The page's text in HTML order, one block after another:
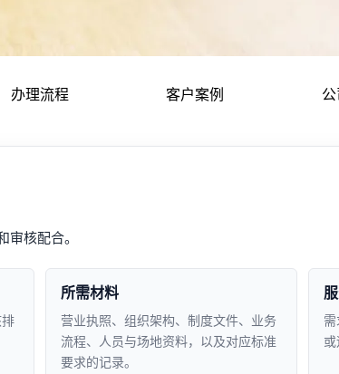
办理流程 客户案例
核配合。
所需材料
营业执照、组织架构、制度文件、业务
流程、人员与场地资料，以及对应标准
要求的记录。
或